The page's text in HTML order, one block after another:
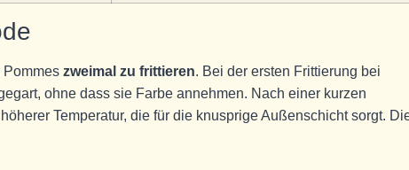
zweimal zu frittieren. Bei der ersten Frittierung bei
ohne dass sie Farbe annehmen. Nach einer kurzen
Temperatur, die für die knusprige Außenschicht sorgt.